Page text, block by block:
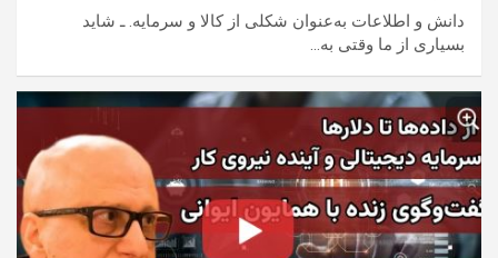
دانش و اطلاعات به‌عنوان شکلی از کالا و سرمایه. ـ شاید
بسیاری از ما وقتی به…